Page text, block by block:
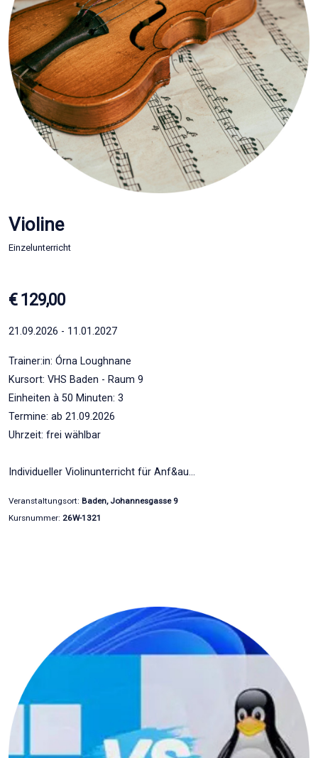
Violine
Einzelunterricht
€ 129,00
21.09.2026 - 11.01.2027
Trainer:in: Órna Loughnane
Kursort: VHS Baden - Raum 9
Einheiten à 50 Minuten: 3
Termine: ab 21.09.2026
Uhrzeit: frei wählbar
Individueller Violinunterricht für Anf&au…
Veranstaltungsort: Baden, Johannesgasse 9
Kursnummer: 26W-1321